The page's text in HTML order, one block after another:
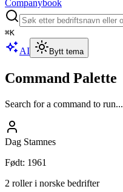
Companybook
⌘K
AI Bytt tema
Command Palette
Search for a command to run...
Dag Stamnes
Født: 1961
2 roller i norske bedrifter